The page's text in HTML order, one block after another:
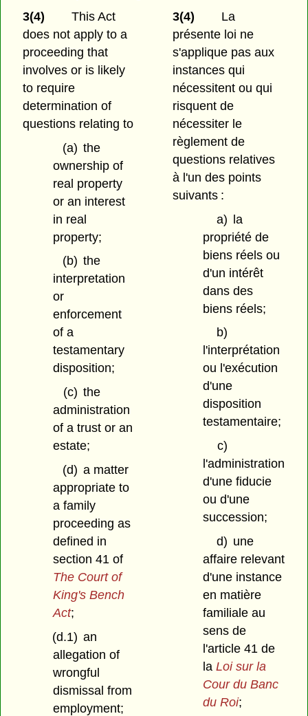
3(4)
This Act
does not apply to a
proceeding that
involves or is likely
to require
determination of
questions relating to
(a) the
ownership of
real property
or an interest
in real
property;
(b) the
interpretation
or
enforcement
of a
testamentary
disposition;
(c) the
administration
of a trust or an
estate;
(d) a matter
appropriate to
a family
proceeding as
defined in
section 41 of
The Court of
King's Bench
Act;
(d.1) an
allegation of
wrongful
dismissal from
employment;
3(4)
La
présente loi ne
s'applique pas aux
instances qui
nécessitent ou qui
risquent de
nécessiter le
règlement de
questions relatives
à l'un des points
suivants :
a) la
propriété de
biens réels ou
d'un intérêt
dans des
biens réels;
b)
l'interprétation
ou l'exécution
d'une
disposition
testamentaire;
c)
l'administration
d'une fiducie
ou d'une
succession;
d) une
affaire relevant
d'une instance
en matière
familiale au
sens de
l'article 41 de
la Loi sur la
Cour du Banc
du Roi;